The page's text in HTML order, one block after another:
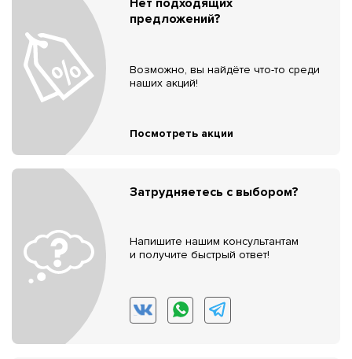
предложений?
Возможно, вы найдёте что-то среди
наших акций!
Посмотреть акции
Затрудняетесь с выбором?
Напишите нашим консультантам
и получите быстрый ответ!